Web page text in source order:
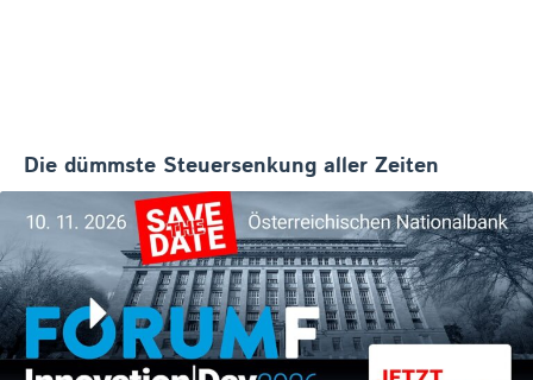
Die dümmste Steuersenkung aller Zeiten